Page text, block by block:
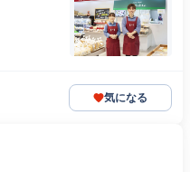
気になる